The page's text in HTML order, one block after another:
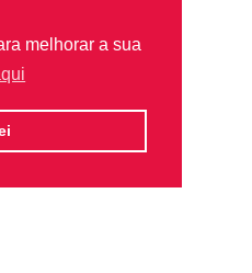
melhorar a sua